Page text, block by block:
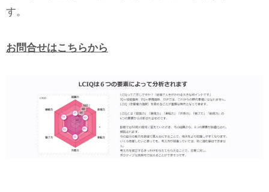
す。
お問合せはこちらから